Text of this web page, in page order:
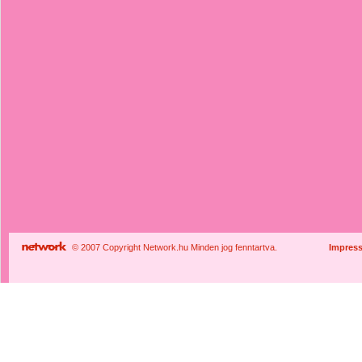
© 2007 Copyright Network.hu Minden jog fenntartva.